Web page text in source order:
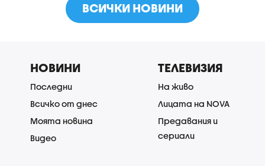
ВСИЧКИ НОВИНИ
НОВИНИ
Последни
Всичко от днес
Моята новина
Видео
ТЕЛЕВИЗИЯ
На живо
Лицата на NOVA
Предавания и
сериали